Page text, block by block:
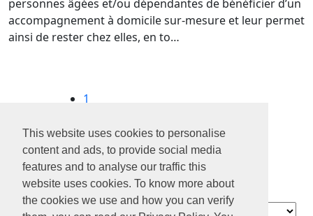
This website uses cookies to personalise
content and ads, to provide social media
features and to analyse our traffic this
website uses cookies. To know more about
the cookies we use and how you can verify
personnes âgées et/ou dépendantes de bénéficier d’un
accompagnement à domicile sur-mesure et leur permet
ainsi de rester chez elles, en to…
1
3
4
...
9